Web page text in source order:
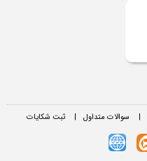
| سوالات متداول | ثبت شکایات